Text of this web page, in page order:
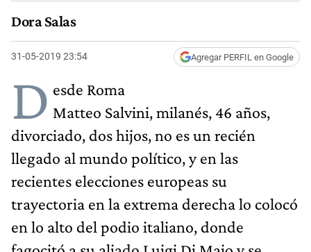
Dora Salas
31-05-2019 23:54 Agregar PERFIL en Google
D esde Roma
Matteo Salvini, milanés, 46 años,
divorciado, dos hijos, no es un recién
llegado al mundo político, y en las
recientes elecciones europeas su
trayectoria en la extrema derecha lo colocó
en lo alto del podio italiano, donde